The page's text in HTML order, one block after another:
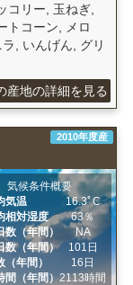
コリー, 玉ねぎ,
トコーン, メロ
, いんげん, グリ
産地の詳細を見る
2010年度産
気候条件概要
気温
16.3ﾟC
相対湿度
63％
数（年間）
NA
数（年間）
101日
（年間）
16日
間（年間）2113時間